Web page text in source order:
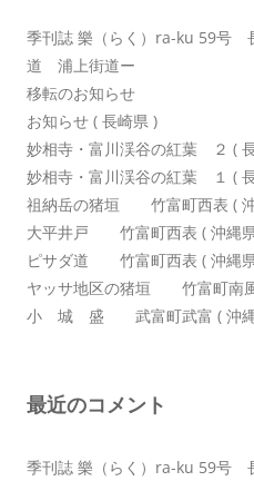
季刊誌 樂（らく）ra-ku 59号
道 浦上街道ー
移転のお知らせ
お知らせ ( 長崎県 )
妙相寺・富川渓谷の紅葉 ２ (
妙相寺・富川渓谷の紅葉 １ (
祖納岳の猪垣 竹富町西表 (
大平井戸 竹富町西表 ( 沖縄
ピサダ道 竹富町西表 ( 沖縄
ヤッサ地区の猪垣 竹富町南
小 城 盛 武富町武富 ( 沖
最近のコメント
季刊誌 樂（らく）ra-ku 59号